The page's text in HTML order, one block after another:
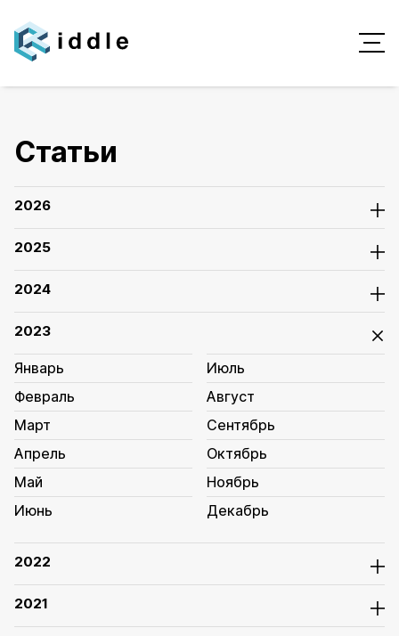
Статьи
2026
2025
2024
2023
Январь
Февраль
Март
Апрель
Май
Июнь
Июль
Август
Сентябрь
Октябрь
Ноябрь
Декабрь
2022
2021